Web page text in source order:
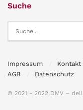
Suche
Impressum Kontakt
AGB
Datenschutz
© 2021 - 2022 DMV –